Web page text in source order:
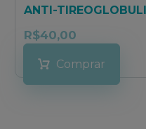
ANTI-
R$40,00
Comprar